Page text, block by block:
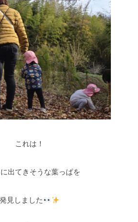
これは！
出てきそうな葉っぱを
発見しました